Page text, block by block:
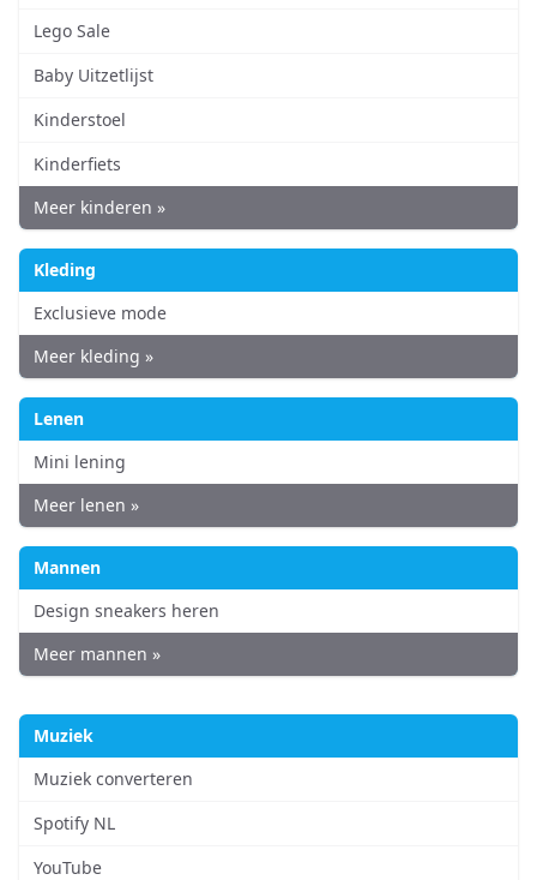
Lego Sale
Baby Uitzetlijst
Kinderstoel
Kinderfiets
Meer kinderen »
Kleding
Exclusieve mode
Meer kleding »
Lenen
Mini lening
Meer lenen »
Mannen
Design sneakers heren
Meer mannen »
Muziek
Muziek converteren
Spotify NL
YouTube